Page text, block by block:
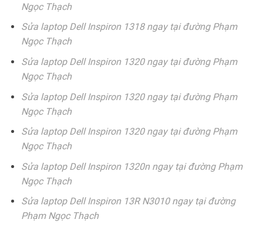
Ngọc Thạch
Sửa laptop Dell Inspiron 1318 ngay tại đường Phạm
Ngọc Thạch
Sửa laptop Dell Inspiron 1320 ngay tại đường Phạm
Ngọc Thạch
Sửa laptop Dell Inspiron 1320 ngay tại đường Phạm
Ngọc Thạch
Sửa laptop Dell Inspiron 1320 ngay tại đường Phạm
Ngọc Thạch
Sửa laptop Dell Inspiron 1320n ngay tại đường Phạm
Ngọc Thạch
Sửa laptop Dell Inspiron 13R N3010 ngay tại đường
Phạm Ngọc Thạch